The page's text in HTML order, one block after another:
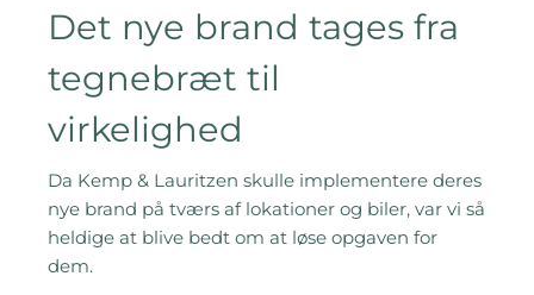
Det nye brand tages fra
tegnebræt til
virkelighed
Da Kemp & Lauritzen skulle implementere deres
nye brand på tværs af lokationer og biler, var vi så
heldige at blive bedt om at løse opgaven for
dem.